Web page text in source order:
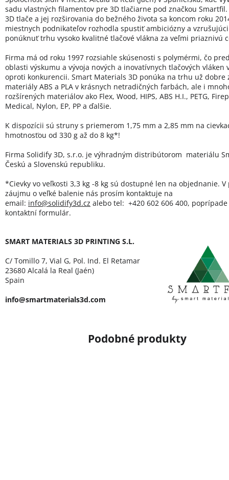
sadu vlastných filamentov pre 3D tlačiarne pod značkou Smartfil.
3D tlače a jej rozširovania do bežného života sa koncom roku
miestnych podnikateľov rozhodla spustiť ambiciózny a
ponúknuť trhu vysoko kvalitné tlačové vlákna za veľmi priaznivú
Firma má od roku 1997 rozsiahle skúsenosti s polymérmi, čo
oblasti výskumu a vývoja nových a inovatívnych tlačových vláken
oproti konkurencii. Smart Materials 3D ponúka na trhu už dobre
materiály ABS a PLA v krásnych netradičných farbách, ale i
rozšírených materiálov ako Flex, Wood, HIPS, ABS H.I., PETG,
Medical, Nylon, EP, PP a ďalšie.
K dispozícii sú struny s priemerom 1,75 mm a 2,85 mm na
hmotnosťou od 330 g až do 8 kg*!
Firma Solidify 3D, s.r.o. je výhradným distribútorom materiálu
Českú a Slovenskú republiku.
*Cievky vo veľkosti 3,3 kg -8 kg sú dostupné len na objednanie.
záujmu o veľké balenie nás prosím kontaktuje na
email: info@solidify3d.cz alebo tel: +420 602 606 400,
kontaktní formulár.
SMART MATERIALS 3D PRINTING S.L.
C/ Tomillo 7, Vial G, Pol. Ind. El Retamar
23680 Alcalá la Real (Jaén)
Spain
info@smartmaterials3d.com